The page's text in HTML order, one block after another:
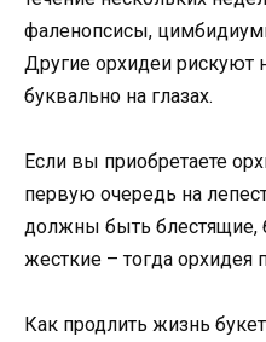
фаленопсисы,
Другие орхидеи рискуют
буквально на глазах.
Если вы приобретаете
первую очередь на
должны быть блестящие,
жесткие – тогда орхидея
Как продлить жизнь